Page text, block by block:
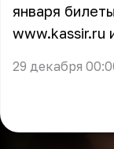
января
www.kassir.ru
29 декабря